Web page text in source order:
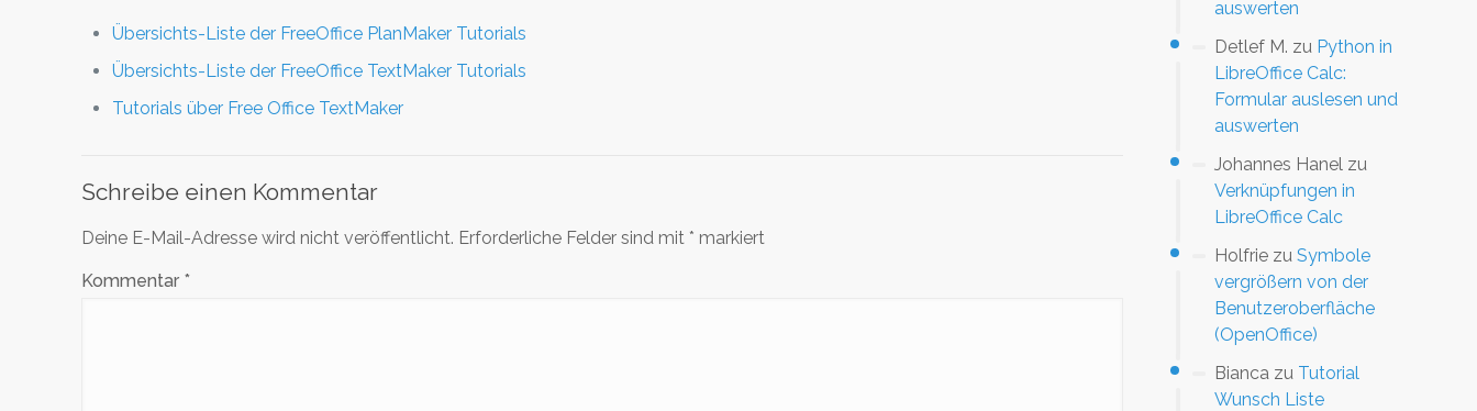
Übersichts-Liste der FreeOffice PlanMaker Tutorials
Übersichts-Liste der FreeOffice TextMaker Tutorials
Tutorials über Free Office TextMaker
Schreibe einen Kommentar
Deine E-Mail-Adresse wird nicht veröffentlicht. Erforderliche Felder sind mit * markiert
Kommentar *
auswerten
Detlef M. zu Python in
LibreOffice Calc:
Formular auslesen und
auswerten
Johannes Hanel zu
Verknüpfungen in
LibreOffice Calc
Holfrie zu Symbole
vergrößern von der
Benutzeroberfläche
(OpenOffice)
Bianca zu Tutorial
Wunsch Liste